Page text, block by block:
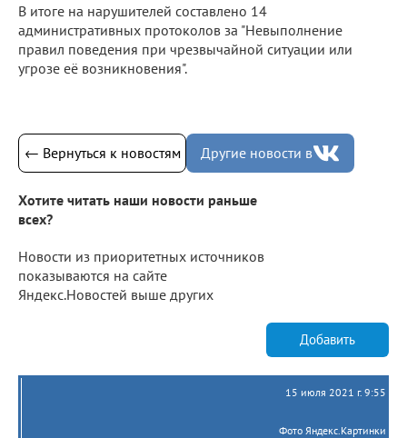
В итоге на нарушителей составлено 14
административных протоколов за "Невыполнение
правил поведения при чрезвычайной ситуации или
угрозе её возникновения".
← Вернуться к новостям Другие новости в
Хотите читать наши новости раньше
всех?
Новости из приоритетных источников
показываются на сайте
Яндекс.Новостей выше других
Добавить
15 июля 2021 г. 9:55
Фото Яндекс.Картинки